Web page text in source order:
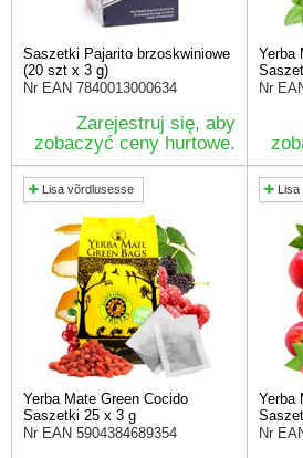
Saszetki Pajarito brzoskwiniowe
(20 szt x 3 g)
Nr EAN 7840013000634
Zarejestruj się, aby
zobaczyć ceny hurtowe.
Yerba
Nr
Lisa võrdlusesse
Yerba Mate Green Cocido
Saszetki 25 x 3 g
Nr EAN 5904384689354
Yerba
Nr